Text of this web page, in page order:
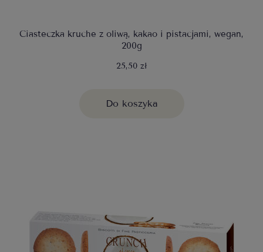
Ciasteczka kruche z oliwą, kakao i pistacjami, wegan,
200g
25,50 zł
Do koszyka